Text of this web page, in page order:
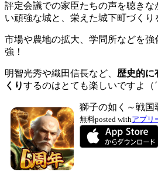
評定会議での家臣たちの声を聴き
い頑強な城と、栄えた城下町づくり
市場や農地の拡大、学問所などを強
強！
明智光秀や織田信長など、 歴史的に
くりするのはとても楽しいですよ（
獅子の如く～戦国
無料posted withアプリ